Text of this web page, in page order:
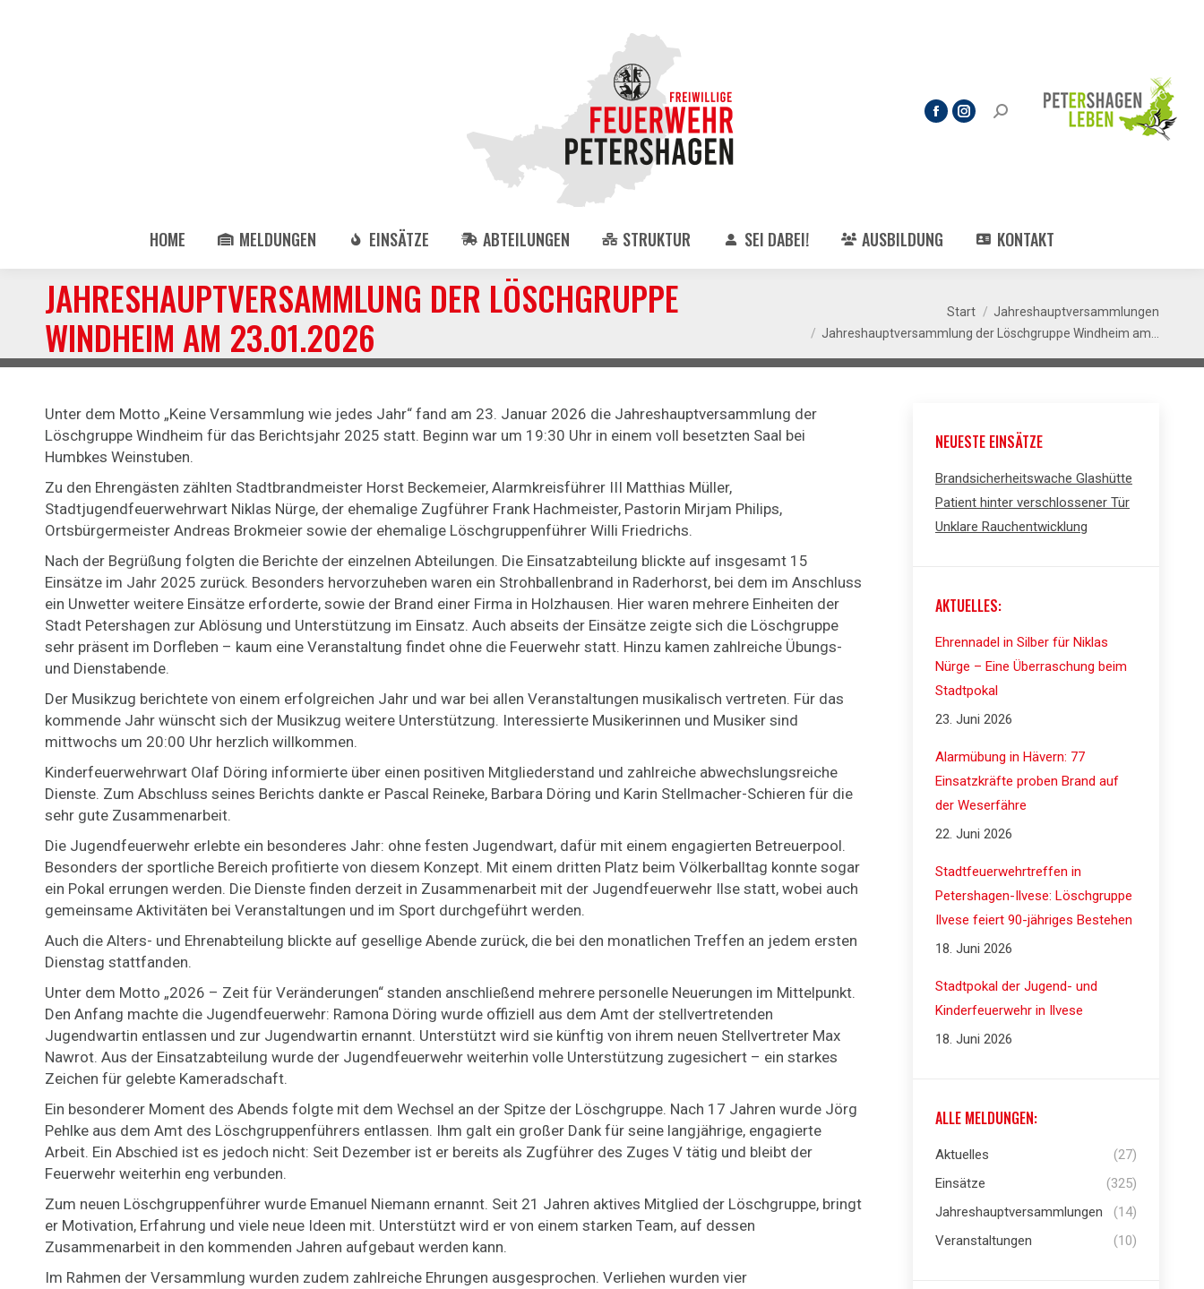
HOME MELDUNGEN EINSÄTZE ABTEILUNGEN STRUKTUR SEI DABEI! AUSBILDUNG KONTAKT
JAHRESHAUPTVERSAMMLUNG DER LÖSCHGRUPPE
WINDHEIM AM 23.01.2026
Start
Jahreshauptversammlungen
Jahreshauptversammlung der Löschgruppe Windheim am…
Unter dem Motto „Keine Versammlung wie jedes Jahr“ fand am 23. Januar 2026 die Jahreshauptversammlung der
Löschgruppe Windheim für das Berichtsjahr 2025 statt. Beginn war um 19:30 Uhr in einem voll besetzten Saal bei
Humbkes Weinstuben.
Zu den Ehrengästen zählten Stadtbrandmeister Horst Beckemeier, Alarmkreisführer III Matthias Müller,
Stadtjugendfeuerwehrwart Niklas Nürge, der ehemalige Zugführer Frank Hachmeister, Pastorin Mirjam Philips,
Ortsbürgermeister Andreas Brokmeier sowie der ehemalige Löschgruppenführer Willi Friedrichs.
Nach der Begrüßung folgten die Berichte der einzelnen Abteilungen. Die Einsatzabteilung blickte auf insgesamt 15
Einsätze im Jahr 2025 zurück. Besonders hervorzuheben waren ein Strohballenbrand in Raderhorst, bei dem im Anschluss
ein Unwetter weitere Einsätze erforderte, sowie der Brand einer Firma in Holzhausen. Hier waren mehrere Einheiten der
Stadt Petershagen zur Ablösung und Unterstützung im Einsatz. Auch abseits der Einsätze zeigte sich die Löschgruppe
sehr präsent im Dorfleben – kaum eine Veranstaltung findet ohne die Feuerwehr statt. Hinzu kamen zahlreiche Übungs-
und Dienstabende.
Der Musikzug berichtete von einem erfolgreichen Jahr und war bei allen Veranstaltungen musikalisch vertreten. Für das
kommende Jahr wünscht sich der Musikzug weitere Unterstützung. Interessierte Musikerinnen und Musiker sind
mittwochs um 20:00 Uhr herzlich willkommen.
Kinderfeuerwehrwart Olaf Döring informierte über einen positiven Mitgliederstand und zahlreiche abwechslungsreiche
Dienste. Zum Abschluss seines Berichts dankte er Pascal Reineke, Barbara Döring und Karin Stellmacher-Schieren für die
sehr gute Zusammenarbeit.
Die Jugendfeuerwehr erlebte ein besonderes Jahr: ohne festen Jugendwart, dafür mit einem engagierten Betreuerpool.
Besonders der sportliche Bereich profitierte von diesem Konzept. Mit einem dritten Platz beim Völkerballtag konnte sogar
ein Pokal errungen werden. Die Dienste finden derzeit in Zusammenarbeit mit der Jugendfeuerwehr Ilse statt, wobei auch
gemeinsame Aktivitäten bei Veranstaltungen und im Sport durchgeführt werden.
Auch die Alters- und Ehrenabteilung blickte auf gesellige Abende zurück, die bei den monatlichen Treffen an jedem ersten
Dienstag stattfanden.
Unter dem Motto „2026 – Zeit für Veränderungen“ standen anschließend mehrere personelle Neuerungen im Mittelpunkt.
Den Anfang machte die Jugendfeuerwehr: Ramona Döring wurde offiziell aus dem Amt der stellvertretenden
Jugendwartin entlassen und zur Jugendwartin ernannt. Unterstützt wird sie künftig von ihrem neuen Stellvertreter Max
Nawrot. Aus der Einsatzabteilung wurde der Jugendfeuerwehr weiterhin volle Unterstützung zugesichert – ein starkes
Zeichen für gelebte Kameradschaft.
Ein besonderer Moment des Abends folgte mit dem Wechsel an der Spitze der Löschgruppe. Nach 17 Jahren wurde Jörg
Pehlke aus dem Amt des Löschgruppenführers entlassen. Ihm galt ein großer Dank für seine langjährige, engagierte
Arbeit. Ein Abschied ist es jedoch nicht: Seit Dezember ist er bereits als Zugführer des Zuges V tätig und bleibt der
Feuerwehr weiterhin eng verbunden.
Zum neuen Löschgruppenführer wurde Emanuel Niemann ernannt. Seit 21 Jahren aktives Mitglied der Löschgruppe, bringt
er Motivation, Erfahrung und viele neue Ideen mit. Unterstützt wird er von einem starken Team, auf dessen
Zusammenarbeit in den kommenden Jahren aufgebaut werden kann.
Im Rahmen der Versammlung wurden zudem zahlreiche Ehrungen ausgesprochen. Verliehen wurden vier
NEUESTE EINSÄTZE
Brandsicherheitswache Glashütte
Patient hinter verschlossener Tür
Unklare Rauchentwicklung
AKTUELLES:
Ehrennadel in Silber für Niklas
Nürge – Eine Überraschung beim
Stadtpokal
23. Juni 2026
Alarmübung in Hävern: 77
Einsatzkräfte proben Brand auf
der Weserfähre
22. Juni 2026
Stadtfeuerwehrtreffen in
Petershagen-Ilvese: Löschgruppe
Ilvese feiert 90-jähriges Bestehen
18. Juni 2026
Stadtpokal der Jugend- und
Kinderfeuerwehr in Ilvese
18. Juni 2026
ALLE MELDUNGEN:
Aktuelles
(27)
Einsätze
(325)
Jahreshauptversammlungen
(14)
Veranstaltungen
(10)